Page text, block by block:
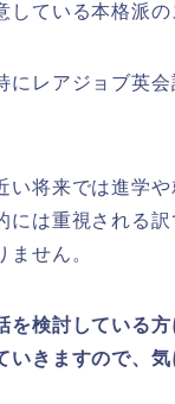
ている本格派の
にレアジョブ英
将来では進学
は重視される
せん。
を検討している
きますので、